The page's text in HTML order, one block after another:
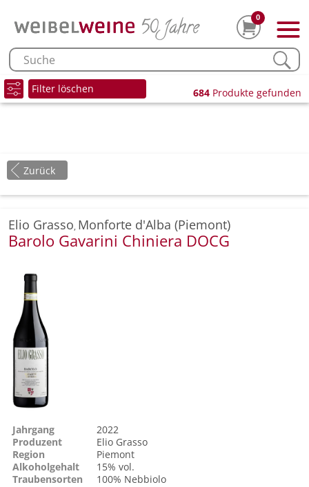
0
Filter löschen 684 Produkte gefunden
Zurück
Elio Grasso, Monforte d'Alba (Piemont)
Barolo Gavarini Chiniera DOCG
Jahrgang
2022
Produzent
Elio Grasso
Region
Piemont
Alkoholgehalt
15% vol.
Traubensorten
100% Nebbiolo